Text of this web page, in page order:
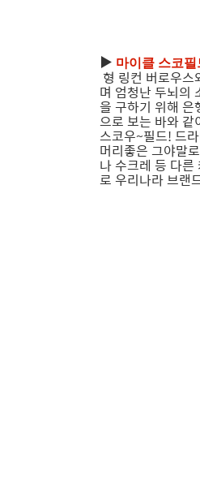
▶ 마이클 스코필
형 링컨 버로우스
며 엄청난 두뇌의
을 구하기 위해 은
으로 보는 바와 같
스코우~필드! 드
머리좋은 그야말
나 수크레 등 다
로 우리나라 브랜